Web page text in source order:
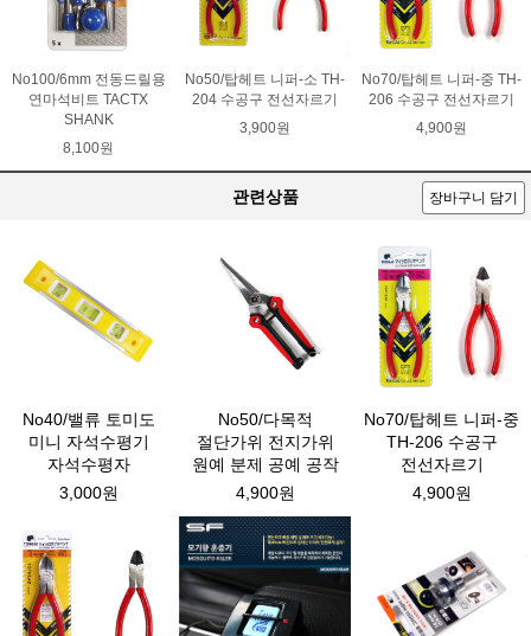
No100/6mm 전동드릴용
연마석비트 TACTX
SHANK
8,100원
No50/탑헤트 니퍼-소 TH-
204 수공구 전선자르기
3,900원
No70/탑헤트 니퍼-중 TH-
206 수공구 전선자르기
4,900원
관련상품 장바구니 담기
No40/밸류 토미도
미니 자석수평기
자석수평자
3,000원
No50/다목적
절단가위 전지가위
원예 분제 공예 공작
4,900원
No70/탑헤트 니퍼-중
TH-206 수공구
전선자르기
4,900원